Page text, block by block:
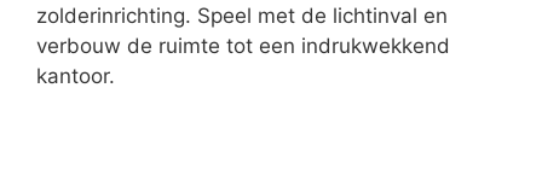
zolderinrichting. Speel met de lichtinval en
verbouw de ruimte tot een indrukwekkend
kantoor.